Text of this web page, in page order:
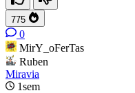
775
0
MirY_oFerTas
Ruben
Miravia
1sem